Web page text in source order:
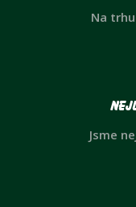
Na
Jsme